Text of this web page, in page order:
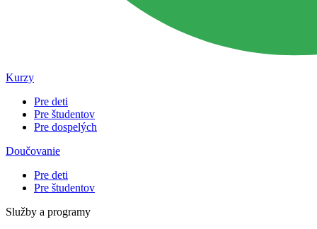
Kurzy
Pre deti
Pre študentov
Pre dospelých
Doučovanie
Pre deti
Pre študentov
Služby a programy